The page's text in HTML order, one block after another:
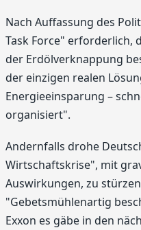
Nach Auffassung des
Task Force" erforderlich,
der Erdölverknappung
der einzigen realen
Energieeinsparung –
organisiert".
Andernfalls drohe
Wirtschaftskrise", mit
Auswirkungen, zu
"Gebetsmühlenartig
Exxon es gäbe in den